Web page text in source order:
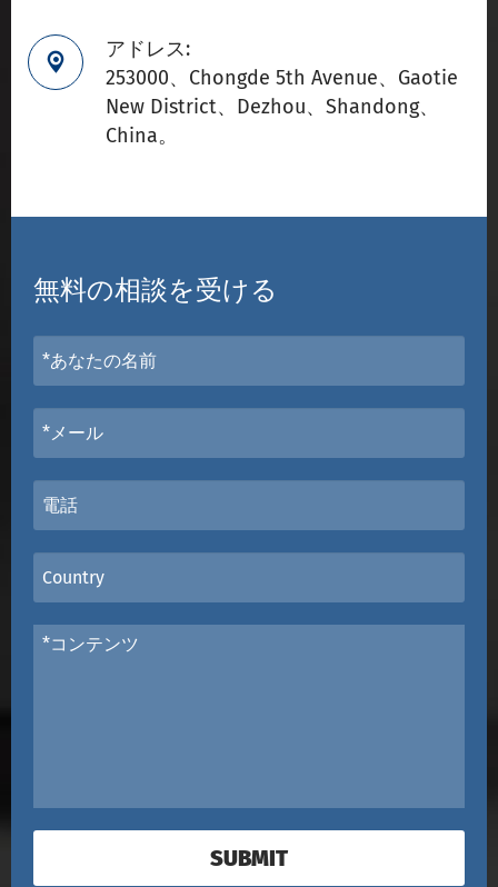

アドレス:
253000、Chongde 5th Avenue、Gaotie
New District、Dezhou、Shandong、
China。
無料の相談を受ける
SUBMIT